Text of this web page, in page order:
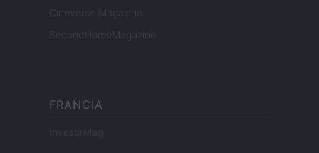
Cineverse Magazine
SecondHomeMagazine
FRANCIA
InvestirMag